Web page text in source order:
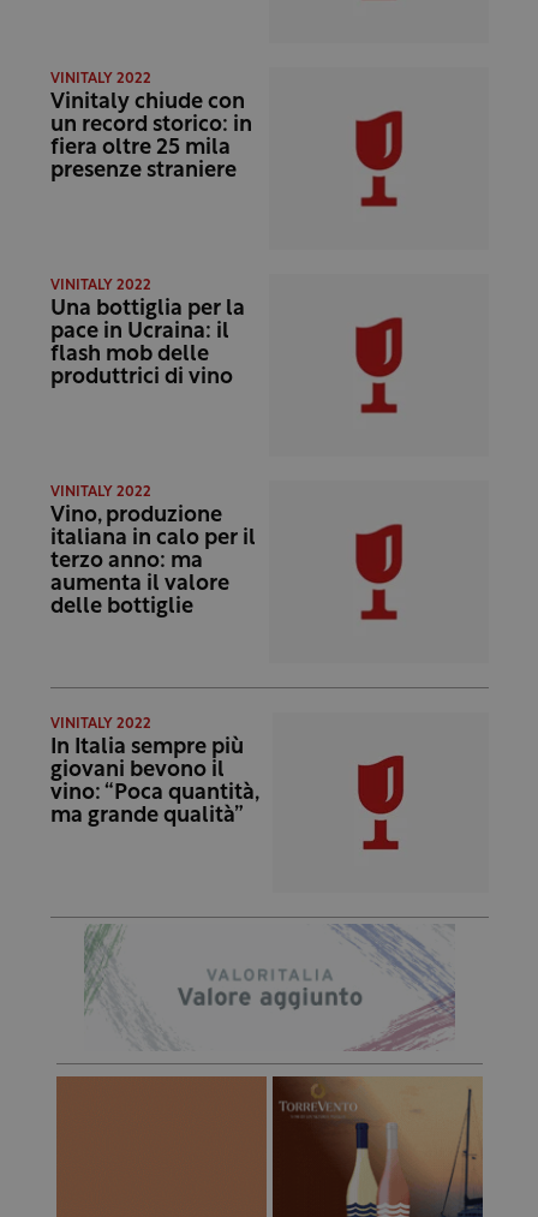
VINITALY 2022
Vinitaly chiude con
un record storico: in
fiera oltre 25 mila
presenze straniere
VINITALY 2022
Una bottiglia per la
pace in Ucraina: il
flash mob delle
produttrici di vino
VINITALY 2022
Vino, produzione
italiana in calo per il
terzo anno: ma
aumenta il valore
delle bottiglie
VINITALY 2022
In Italia sempre più
giovani bevono il
vino: “Poca quantità,
ma grande qualità”